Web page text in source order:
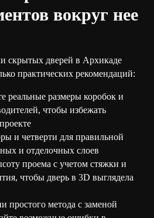
вокруг нее
скрытых дверей в Архикаде
практических рекомендаций:
реальные размеры коробок и
чтобы избежать
и четверти для правильной
и отделочных слоев
проема с учетом стяжки и
чтобы дверь в 3D выглядела
простого метода с заменой